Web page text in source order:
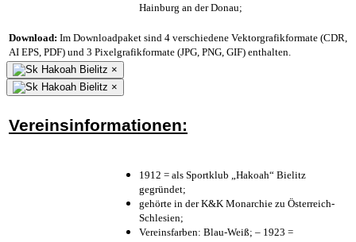
Hainburg an der Donau;
Download: Im Downloadpaket sind 4 verschiedene Vektorgrafikformate (CDR,
AI EPS, PDF) und 3 Pixelgrafikformate (JPG, PNG, GIF) enthalten.
×
×
Vereinsinformationen:
1912 = als Sportklub „Hakoah“ Bielitz
gegründet;
gehörte in der K&K Monarchie zu Österreich-
Schlesien;
Vereinsfarben: Blau-Weiß; – 1923 =